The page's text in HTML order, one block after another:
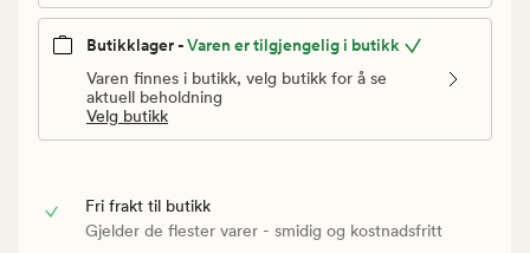
Butikklager -Varen er tilgjengelig i butikk
Varen finnes i butikk, velg butikk for å se
aktuell beholdning
Velg butikk
Fri frakt til butikk
Gjelder de flester varer - smidig og kostnadsfritt